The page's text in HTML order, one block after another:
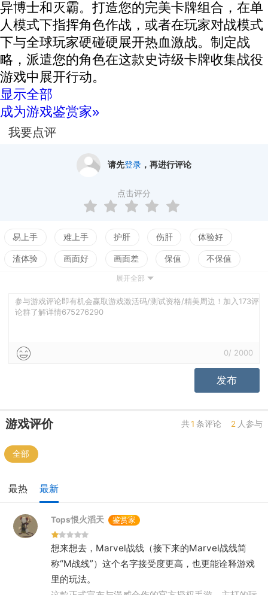
异博士和灭霸。打造您的完美卡牌组合，在单
人模式下指挥角色作战，或者在玩家对战模式
下与全球玩家硬碰硬展开热血激战。制定战
略，派遣您的角色在这款史诗级卡牌收集战役
游戏中展开行动。
显示全部
成为游戏鉴赏家»
我要点评
请先登录 ，再进行评论
点击评分
易上手 难上手 护肝 伤肝 体验好
渣体验 画面好 画面差 保值 不保值
测试
展开全部
参与游戏评论即有机会赢取游戏激活码/测试资格/精美周边！加入173评
论群了解详情675276290
0/ 2000
发布
游戏评价 共1 条评论 2 人参与
全部
最热 最新
Tops恨火滔天 鉴赏家
想来想去，Marvel战线（接下来的Marvel战线简
称“M战线”）这个名字接受度更高，也更能诠释游戏
里的玩法。